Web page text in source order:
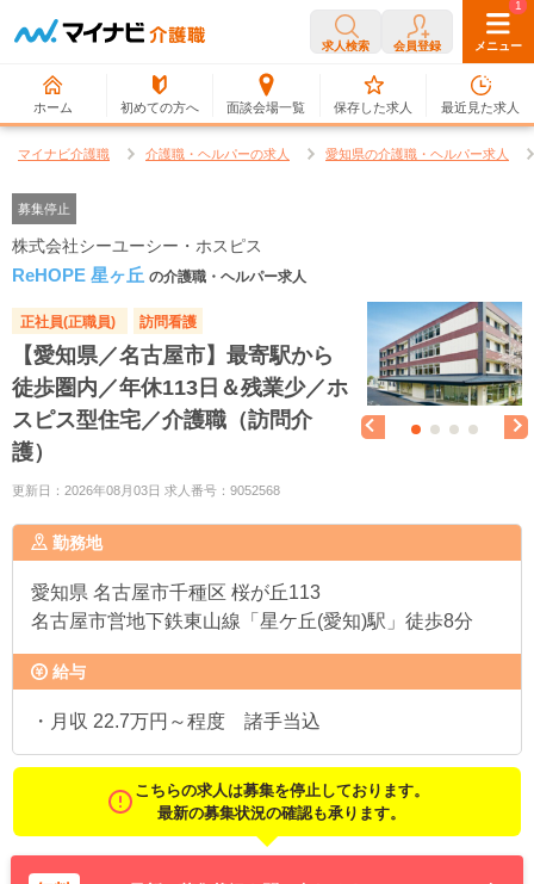
求人検索 会員登録 メニュー
ホーム 初めての方へ 面談会場一覧
0
保存した求人
1
最近見た求人
マイナビ介護職 介護職・ヘルパーの求人 愛知県の介護職・ヘルパー求人
募集停止
株式会社シーユーシー・ホスピス
ReHOPE 星ヶ丘 の介護職・ヘルパー求人
正社員(正職員) 訪問看護
【愛知県／名古屋市】最寄駅から
徒歩圏内／年休113日＆残業少／ホ
スピス型住宅／介護職（訪問介
護）
更新日：2026年08月03日 求人番号：9052568
勤務地
愛知県 名古屋市千種区 桜が丘113
名古屋市営地下鉄東山線「星ケ丘(愛知)駅」徒歩8分
給与
・月収 22.7万円～程度 諸手当込
こちらの求人は募集を停止しております。
最新の募集状況の確認も承ります。